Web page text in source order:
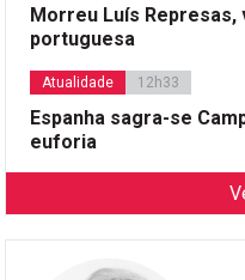
Morreu Luís
portuguesa
Atualidade 12h33
Espanha sagra-se
euforia